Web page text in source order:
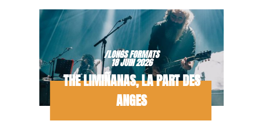
/LONGS FORMATS
18 JUIN 2026
THE LIMIÑANAS, LA PART DES
ANGES